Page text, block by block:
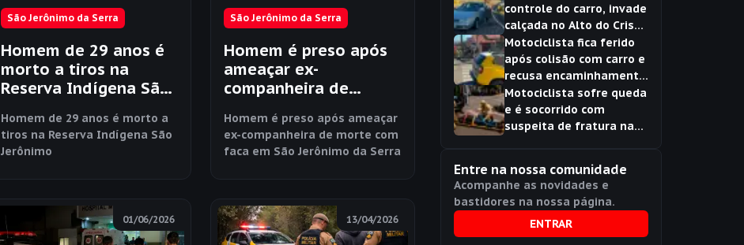
São Jerônimo da Serra
Homem de 29 anos é
morto a tiros na
Reserva Indígena São
Homem de 29 anos é morto a
tiros na Reserva Indígena São
Jerônimo
São Jerônimo da Serra
Homem é preso após
ameaçar ex-
companheira de
São Jerônimo da Serra
Homem é preso após ameaçar
ex-companheira de morte com
faca em São Jerônimo da Serra
01/06/2026 13/04/2026
controle do carro, invade
calçada no Alto do Cristo
e é socorrida em
Cornélio Procópio
Motociclista fica ferido
após colisão com carro e
recusa encaminhamento
ao hospital em Cornélio
Procópio
Motociclista sofre queda
e é socorrido com
suspeita de fratura na
Entre na nossa comunidade
Acompanhe as novidades e
bastidores na nossa página.
ENTRAR